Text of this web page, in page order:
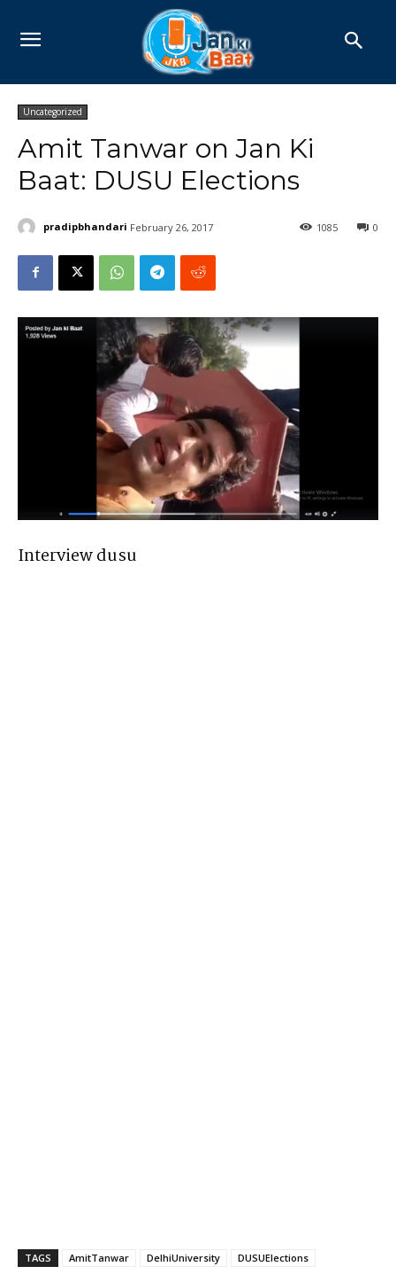
Uncategorized
Amit Tanwar on Jan Ki
Baat: DUSU Elections
pradipbhandari February 26, 2017 0
1085
Interview dusu
TAGS AmitTanwar DelhiUniversity DUSUElections